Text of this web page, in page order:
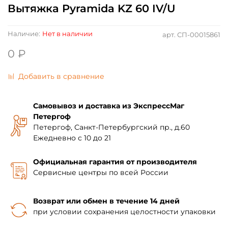
арт. СП-00015861
Наличие: Нет в наличии
Вытяжка Pyramida KZ 60 IV/U
0 ₽
Добавить в сравнение
Самовывоз и доставка из ЭкспрессМаг
Петергоф
Петергоф, Санкт-Петербургский пр., д.60
Ежедневно с 10 до 21
Официальная гарантия от производителя
Сервисные центры по всей России
Возврат или обмен в течение 14 дней
при условии сохранения целостности упаковки